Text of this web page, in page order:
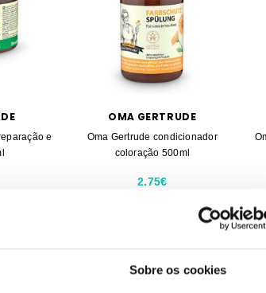
Sobre os cookies
e
OMA GERTRUDE
Oma Gertrude condicionador
coloração 500ml
2.75€